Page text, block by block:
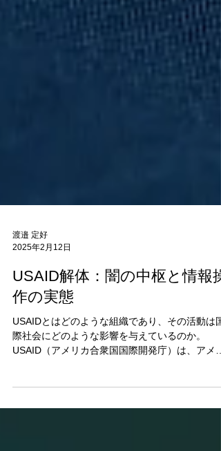
2025年2月12日
USAID解体：闇の中枢と情報操
作の実態
USAIDとはどのような組織であり、その活動は国
的としていますが、実際にはアメリカが他国を支